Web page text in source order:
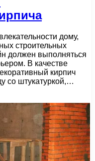
дому,
строительных
должен выполняться
В качестве
кирпич
со штукатуркой,…